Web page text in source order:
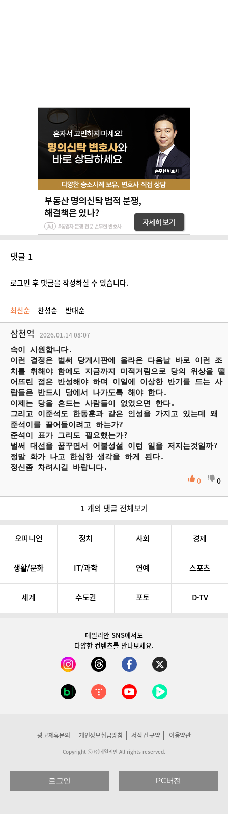
댓글 1
로그인 후 댓글을 작성하실 수 있습니다.
최신순 찬성순 반대순
삼천억 2026.01.1408:07
속이 시원합니다.
이런 결정은 벌써 당게시판에 올라온 다음날 바로 이런 조
치를 취해야 함에도 지금까지 미적거림으로 당의 위상을 떨
어뜨린 점은 반성해야 하며 이일에 이상한 반기를 드는 사
람들은 반드시 당에서 나가도록 해야 한다.
이제는 당을 흔드는 사람들이 없었으면 한다.
그리고 이준석도 한동훈과 같은 인성을 가지고 있는데 왜
준석이를 끌어들이려고 하는가?
준석이 표가 그리도 필요했는가?
벌써 대선을 꿈꾸면서 어불성설 이런 일을 저지는것일까?
정말 화가 나고 한심한 생각을 하게 된다.
정신좀 차려시길 바랍니다.
0 0
1 개의 댓글 전체보기
오피니언 정치 사회 경제
생활/문화 IT/과학 연예 스포츠
세계 수도권 포토 D-TV
데일리안 SNS에서도
다양한 컨텐츠를 만나보세요.
광고제휴문의 개인정보취급방침 저작권 규약 이용약관
Copyright ⓒ ㈜데일리안 All rights reserved.
로그인 PC버전